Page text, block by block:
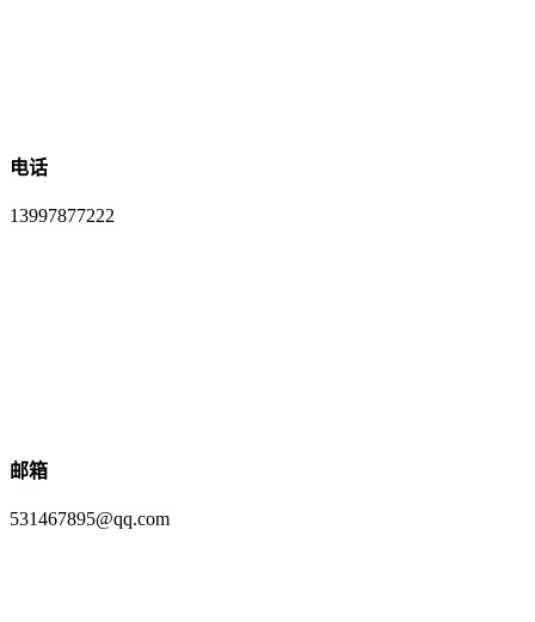
电话
13997877222
邮箱
531467895@qq.com